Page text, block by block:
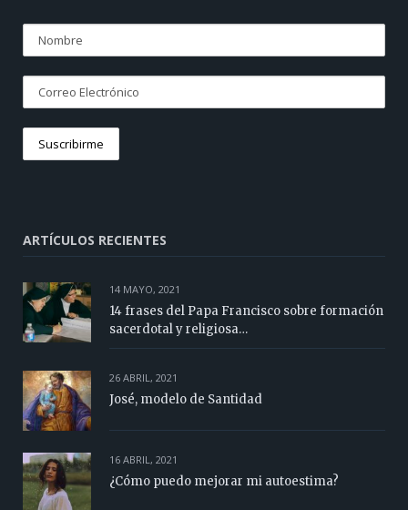
ARTÍCULOS RECIENTES
14 MAYO, 2021
14 frases del Papa Francisco sobre formación
sacerdotal y religiosa…
26 ABRIL, 2021
José, modelo de Santidad
16 ABRIL, 2021
¿Cómo puedo mejorar mi autoestima?